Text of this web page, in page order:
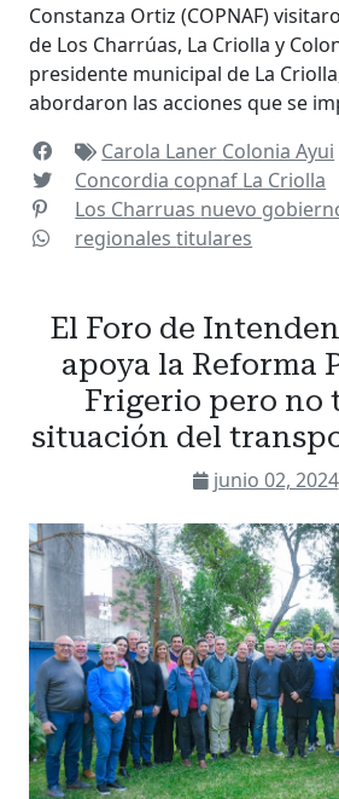
Constanza Ortiz (COPNAF)
de Los Charrúas, La Criolla y
presidente municipal de La
abordaron las acciones que se
Carola Laner Colonia Ayui
Concordia copnaf La Criolla
Los Charruas nuevo
regionalestitulares
El Foro de
apoya la Reforma
Frigerio pero no
situación del
junio 02, 2024